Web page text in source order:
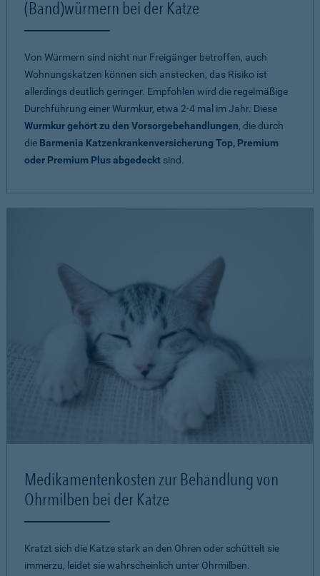
(Band)würmern bei der Katze
Von Würmern sind nicht nur Freigänger betroffen, auch
Wohnungskatzen können sich anstecken, das Risiko ist
allerdings deutlich geringer. Empfohlen wird die regelmäßige
Durchführung einer Wurmkur, etwa 2-4 mal im Jahr. Diese
Wurmkur gehört zu den Vorsorgebehandlungen, die durch
die Barmenia Katzenkrankenversicherung Top, Premium
oder Premium Plus abgedeckt sind.
Medikamentenkosten zur Behandlung von
Ohrmilben bei der Katze
Kratzt sich die Katze stark an den Ohren oder schüttelt sie
immerzu, leidet sie wahrscheinlich unter Ohrmilben.